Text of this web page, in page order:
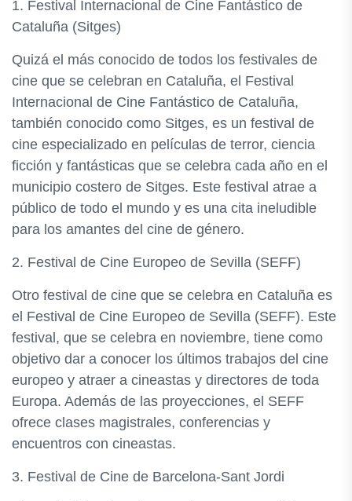
1. Festival Internacional de Cine Fantástico de
Cataluña (Sitges)
Quizá el más conocido de todos los festivales de
cine que se celebran en Cataluña, el Festival
Internacional de Cine Fantástico de Cataluña,
también conocido como Sitges, es un festival de
cine especializado en películas de terror, ciencia
ficción y fantásticas que se celebra cada año en el
municipio costero de Sitges. Este festival atrae a
público de todo el mundo y es una cita ineludible
para los amantes del cine de género.
2. Festival de Cine Europeo de Sevilla (SEFF)
Otro festival de cine que se celebra en Cataluña es
el Festival de Cine Europeo de Sevilla (SEFF). Este
festival, que se celebra en noviembre, tiene como
objetivo dar a conocer los últimos trabajos del cine
europeo y atraer a cineastas y directores de toda
Europa. Además de las proyecciones, el SEFF
ofrece clases magistrales, conferencias y
encuentros con cineastas.
3. Festival de Cine de Barcelona-Sant Jordi